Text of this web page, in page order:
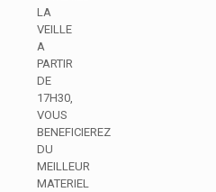
LA
VEILLE
A
PARTIR
DE
17H30,
VOUS
BENEFICIEREZ
DU
MEILLEUR
MATERIEL